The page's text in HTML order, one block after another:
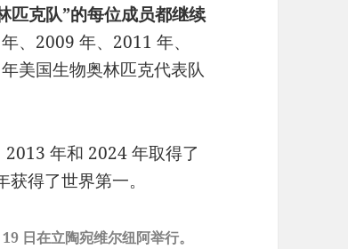
匹克队”的每位成员都继续
、2009 年、2011 年、
美国生物奥林匹克代表队
年和 2024 年取得了
得了世界第一。
日在立陶宛维尔纽阿举行。